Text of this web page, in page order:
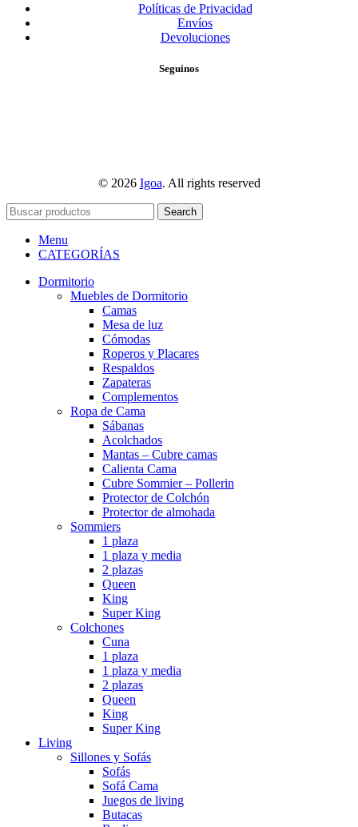
Políticas de Privacidad
Envíos
Devoluciones
Seguinos
© 2026 Igoa. All rights reserved
Search
Menu
CATEGORÍAS
Dormitorio
Muebles de Dormitorio
Camas
Mesa de luz
Cómodas
Roperos y Placares
Respaldos
Zapateras
Complementos
Ropa de Cama
Sábanas
Acolchados
Mantas – Cubre camas
Calienta Cama
Cubre Sommier – Pollerin
Protector de Colchón
Protector de almohada
Sommiers
1 plaza
1 plaza y media
2 plazas
Queen
King
Super King
Colchones
Cuna
1 plaza
1 plaza y media
2 plazas
Queen
King
Super King
Living
Sillones y Sofás
Sofás
Sofá Cama
Juegos de living
Butacas